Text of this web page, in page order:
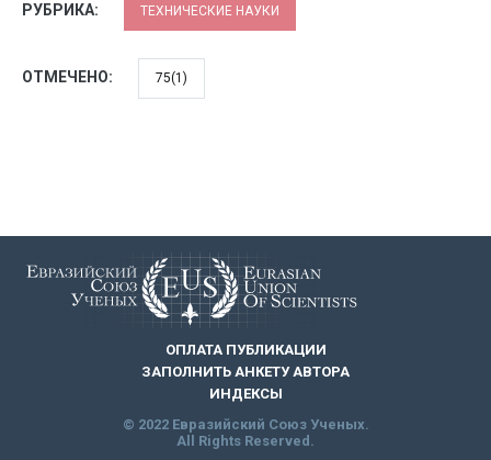
РУБРИКА: ТЕХНИЧЕСКИЕ НАУКИ
ОТМЕЧЕНО: 75(1)
ОПЛАТА ПУБЛИКАЦИИ
ЗАПОЛНИТЬ АНКЕТУ АВТОРА
ИНДЕКСЫ
© 2022 Евразийский Союз Ученых.
All Rights Reserved.